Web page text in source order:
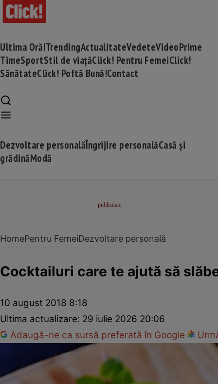
Ultima Oră!TrendingActualitateVedeteVideoPrime
TimeSportStil de viațăClick! Pentru FemeiClick!
SănătateClick! Poftă Bună!Contact
Dezvoltare personalăÎngrijire personalăCasă și
grădinăModă
HomePentru FemeiDezvoltare personală
Cocktailuri care te ajută să
10 august 2018 8:18
Ultima actualizare: 29 iulie 2026 20:06
Adaugă-ne ca sursă preferată în Google